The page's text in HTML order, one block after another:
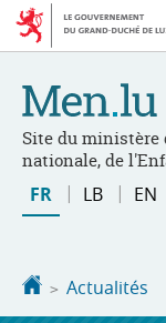
Aller
navigation
Aller
au
Site du ministère
nationale, de
Changer
de
FR LB EN
Accueil
Actualités